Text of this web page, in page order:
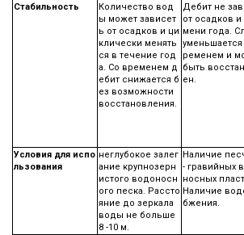
Стабильность
Количество вод
ы может зависет
ь от осадков и ци
клически менять
ся в течение год
а. Со временем д
ебит снижается б
ез возможности
восстановления.
Дебит не
от осадков и
мени года.
уменьшается
ременем и
быть
ен.
Условия для испо
льзования
неглубокое залег
ание крупнозерн
истого водоносн
ого песка. Рассто
яние до зеркала
воды не больше
8 -10 м.
Наличие
- гравийных
носных
Наличие
бжения.